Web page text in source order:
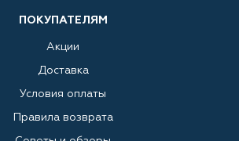
ПОКУПАТЕЛЯМ
Акции
Доставка
Условия оплаты
Правила возврата